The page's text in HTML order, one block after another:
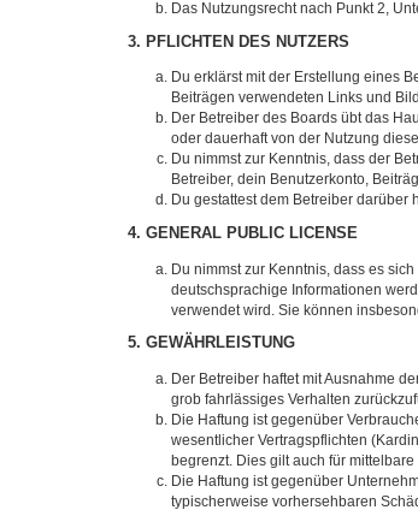
Das Nutzungsrecht nach Punkt 2,
3. PFLICHTEN DES NUTZERS
Du erklärst mit der Erstellung eines
Beiträgen verwendeten Links und
Der Betreiber des Boards übt das
oder dauerhaft von der Nutzung
Du nimmst zur Kenntnis, dass der
Betreiber, dein Benutzerkonto,
Du gestattest dem Betreiber
4. GENERAL PUBLIC LICENSE
Du nimmst zur Kenntnis, dass es sich
deutschsprachige Informationen
verwendet wird. Sie können
5. GEWÄHRLEISTUNG
Der Betreiber haftet mit Ausnahme
grob fahrlässiges Verhalten
Die Haftung ist gegenüber
wesentlicher Vertragspflichten
begrenzt. Dies gilt auch für
Die Haftung ist gegenüber
typischerweise vorhersehbaren